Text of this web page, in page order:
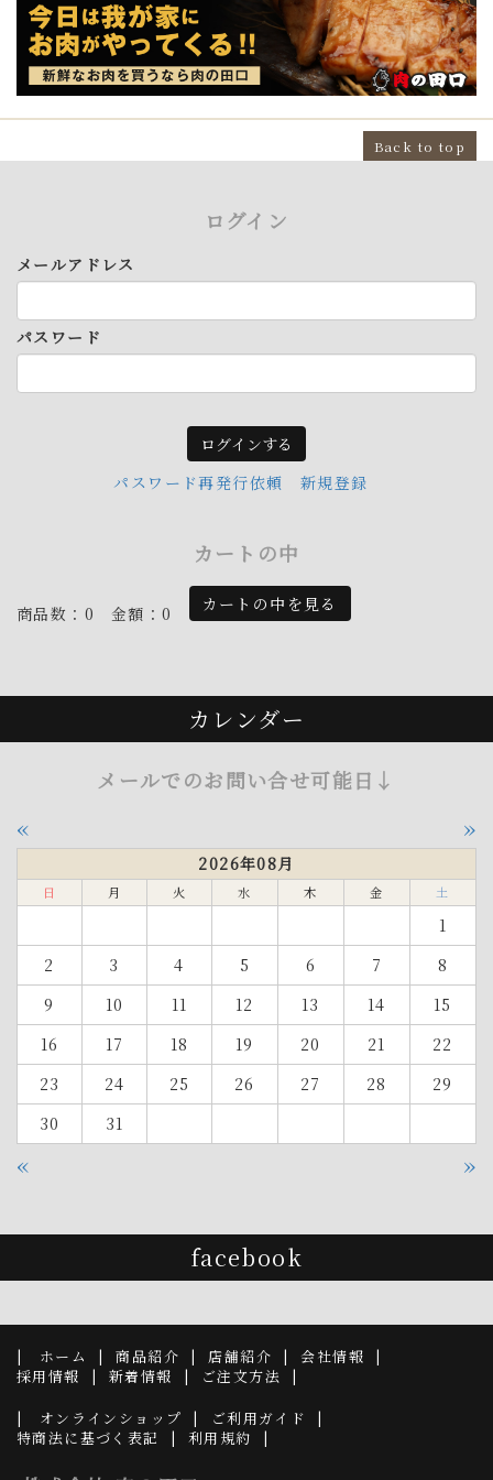
Back to top
ログイン
メールアドレス
パスワード
パスワード再発行依頼 新規登録
カートの中
商品数：0 金額：0 カートの中を見る
カレンダー
メールでのお問い合せ可能日↓
« »
2026年08月
日 月 火 水 木 金 土
1
2
3 4 5 6 7
8
9
10 11 12 13 14
15
16
17 18 19 20 21
22
23
24 25 26 27 28
29
30
31
« »
facebook
ホーム 商品紹介 店舗紹介
会社情報
採用情報
新着情報
ご注文方法
オンラインショップ
ご利用ガイド
特商法に基づく表記
利用規約